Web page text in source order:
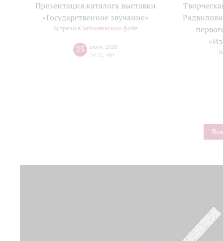
Презентация каталога выставки
«Государственное звучание»
Встречи в Бетховенском фойе
25 июня 2026
14:00 Чт